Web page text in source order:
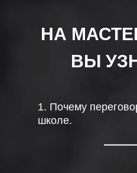
НА
ВЫ
1. Почему
школе.